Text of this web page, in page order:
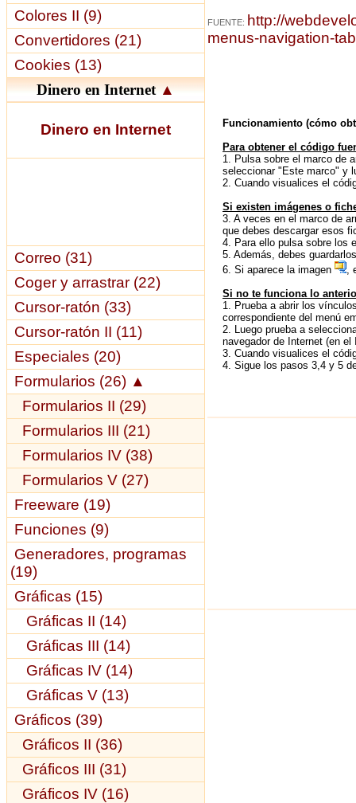
Colores II (9)
Convertidores (21)
Cookies (13)
Dinero en Internet▲
Dinero en Internet
Correo (31)
Coger y arrastrar (22)
Cursor-ratón (33)
Cursor-ratón II (11)
Especiales (20)
Formularios (26) ▲
Formularios II (29)
Formularios III (21)
Formularios IV (38)
Formularios V (27)
Freeware (19)
Funciones (9)
Generadores, programas
(19)
Gráficas (15)
Gráficas II (14)
Gráficas III (14)
Gráficas IV (14)
Gráficas V (13)
Gráficos (39)
Gráficos II (36)
Gráficos III (31)
Gráficos IV (16)
FUENTE: http://
menus-navigation-
Funcionamiento (cómo
Para obtener el código
1. Pulsa sobre el marco de
seleccionar "Este marco" y
2. Cuando visualices el
Si existen imágenes o
3. A veces en el marco de
que debes descargar esos
4. Para ello pulsa sobre los
5. Además, debes
6. Si aparece la imagen
,
Si no te funciona lo
1. Prueba a abrir los
correspondiente del menú
2. Luego prueba a
navegador de Internet (en
3. Cuando visualices el
4. Sigue los pasos 3,4 y 5